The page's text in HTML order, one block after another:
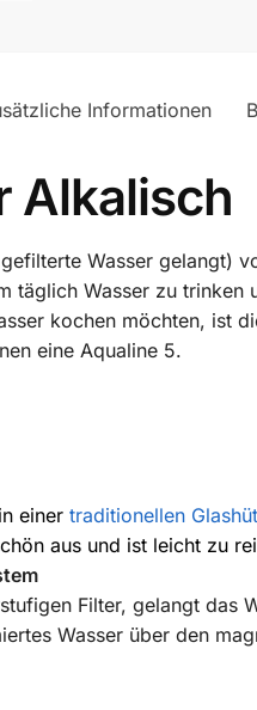
Informationen
Alkalisch
Wasser gelangt)
täglich Wasser zu
kochen möchten, ist
eine Aqualine 5.
einer traditionellen
aus und ist leicht zu
Filter, gelangt das
Wasser über den